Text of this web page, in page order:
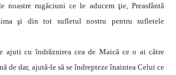
noastre rugăciuni ce le aducem ţie, Preasfântă
şi din tot sufletul nostru pentru sufletele
ajuti cu îndrăznirea cea de Maică ce o ai către
de dar, ajută-le să se îndrepteze înaintea Celui ce